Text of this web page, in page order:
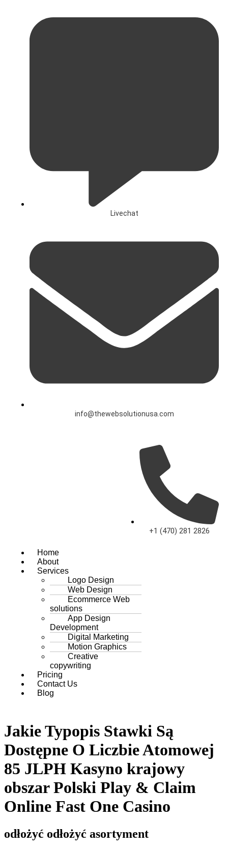
Livechat
info@thewebsolutionusa.com
+1 (470) 281 2826
Home
About
Services
Logo Design
Web Design
Ecommerce Web
solutions
App Design
Development
Digital Marketing
Motion Graphics
Creative
copywriting
Pricing
Contact Us
Blog
Jakie Typopis Stawki Są
Dostępne O Liczbie Atomowej
85 JLPH Kasyno krajowy
obszar Polski Play & Claim
Online Fast One Casino
odłożyć odłożyć asortyment